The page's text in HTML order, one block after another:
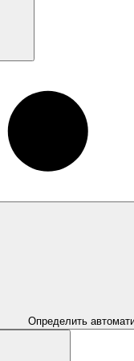
Определить